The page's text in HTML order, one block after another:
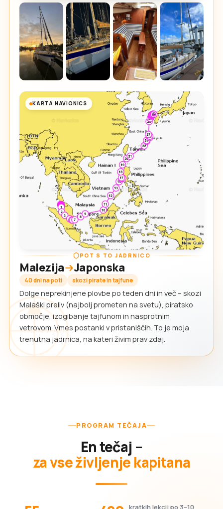
KARTA NAVIONICS
POT S TO JADRNICO
Malezija Japonska
40 dni na poti skozi pirate in tajfune
Dolge neprekinjene plovbe po teden dni in več – skozi
Malaški preliv (najbolj prometen na svetu), piratsko
območje, izogibanje tajfunom in nasprotnim
vetrovom. Vmes postanki v pristaniščih. To je moja
trenutna jadrnica, na kateri živim prav zdaj.
PROGRAM TEČAJA
En tečaj –
za vse življenje kapitana
kratkih lekcij po 3–10